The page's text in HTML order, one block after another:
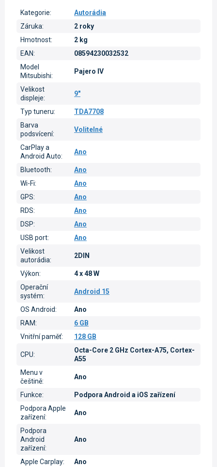
Kategorie:
Autorádia
Záruka:
2 roky
Hmotnost:
2 kg
EAN:
08594230032532
Model
Mitsubishi:
Pajero IV
Velikost
displeje:
9"
Typ tuneru:
TDA7708
Barva
podsvícení:
Volitelné
CarPlay a
Android Auto:
Ano
Bluetooth:
Ano
Wi-Fi:
Ano
GPS:
Ano
RDS:
Ano
DSP:
Ano
USB port:
Ano
Velikost
autorádia:
2DIN
Výkon:
4 x 48 W
Operační
systém:
Android 15
OS Android:
Ano
RAM:
6 GB
Vnitřní paměť: 128 GB
CPU:
Octa-Core 2 GHz Cortex-A75, Cortex-
A55
Menu v
češtině:
Ano
Funkce:
Podpora Android a iOS zařízení
Podpora Apple
zařízení:
Ano
Podpora
Android
zařízení:
Ano
Apple Carplay:
Ano